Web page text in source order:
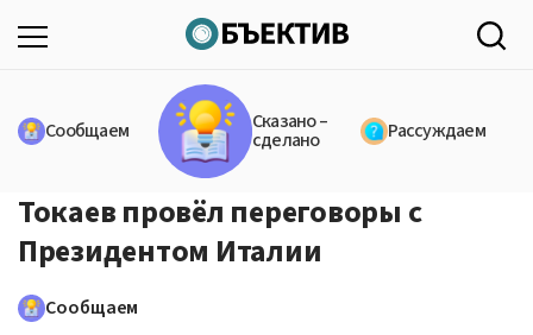
Сообщаем Сказано –
сделано Рассуждаем
Токаев провёл переговоры с
Президентом Италии
Сообщаем